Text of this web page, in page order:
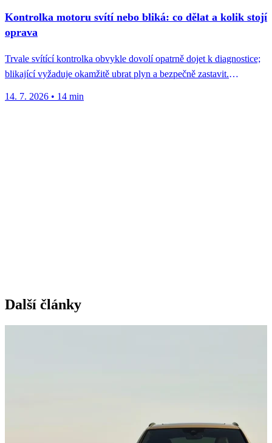
Kontrolka motoru svítí nebo bliká: co dělat a kolik stojí
oprava
Trvale svítící kontrolka obvykle dovolí opatrně dojet k diagnostice;
blikající vyžaduje okamžitě ubrat plyn a bezpečně zastavit.
14. 7. 2026 • 14 min
Další články